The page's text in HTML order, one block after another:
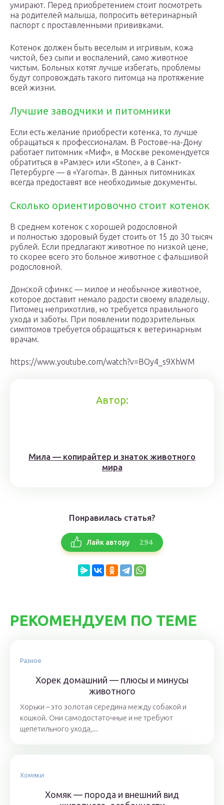
умирают. Перед приобретением стоит посмотреть
на родителей малыша, попросить ветеринарный
паспорт с проставленными прививками.
Котенок должен быть веселым и игривым, кожа
чистой, без сыпи и воспалений, само животное
чистым. Больных котят лучше избегать, проблемы
будут сопровождать такого питомца на протяжение
всей жизни.
Лучшие заводчики и питомники
Если есть желание приобрести котенка, то лучше
обращаться к профессионалам. В Ростове-на-Дону
работает питомник «Миф», в Москве рекомендуется
обратиться в «Рамзес» или «Stone», а в Санкт-
Петербурге — в «Yaroma». В данных питомниках
всегда предоставят все необходимые документы.
Сколько ориентировочно стоит котенок
В среднем котенок с хорошей родословной
и полностью здоровый будет стоить от 15 до 30 тысяч
рублей. Если предлагают животное по низкой цене,
то скорее всего это больное животное с фальшивой
родословной.
Донской сфинкс — милое и необычное животное,
которое доставит немало радости своему владельцу.
Питомец неприхотлив, но требуется правильного
ухода и заботы. При появлении подозрительных
симптомов требуется обращаться к ветеринарным
врачам.
https://www.youtube.com/watch?v=BOy4_s9XhWM
Автор:
Мила — копирайтер и знаток животного
мира
Понравилась статья?
Лайк автору 294
РЕКОМЕНДУЕМ ПО ТЕМЕ
Разное
Хорек домашний — плюсы и минусы
животного
Хорьки – это золотая середина между собакой и
кошкой. Они самодостаточные и не требуют
щепетильного ухода,...
Хомяки
Хомяк — порода и внешний вид